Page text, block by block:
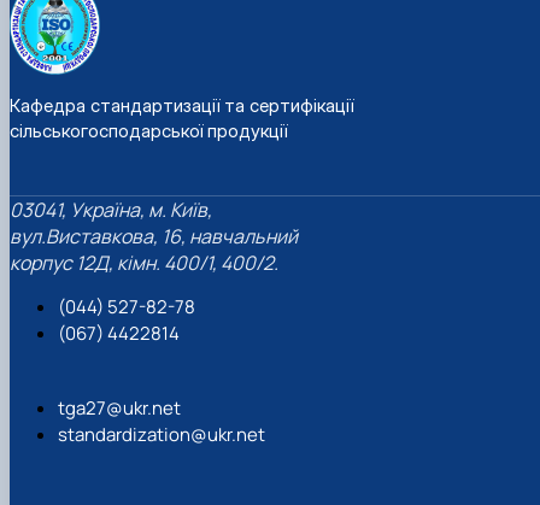
Кафедра стандартизації та сертифікації
сільськогосподарської продукції
03041, Україна, м. Київ,
вул.Виставкова, 16, навчальний
корпус 12Д, кімн. 400/1, 400/2.
(044) 527-82-78
(067) 4422814
tga27@ukr.net
standardization@ukr.net